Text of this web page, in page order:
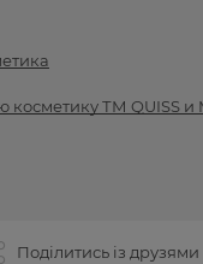
косметику ТМ QUISS и
Поділитись із друзями